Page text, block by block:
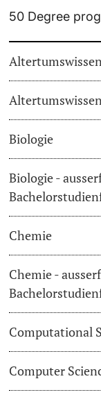
Further
Informations,
Student
Academic
In My Studies
Course
Course
Dates
Documents
Continuing
University
50 Degree
Biologie
Biologie -
Chemie
Chemie -
Computational
Computer